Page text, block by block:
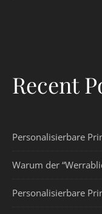
Recent
Personalisierbare
Warum der
Personalisierbare